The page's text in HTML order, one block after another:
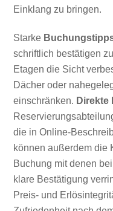
Einklang zu bringen.
Starke
schriftlich bestätigen
Etagen die Sicht
Dächer oder
einschränken. Direkte
die in Online-
können außerdem die
Buchung mit denen
klare Bestätigung
Preis- und